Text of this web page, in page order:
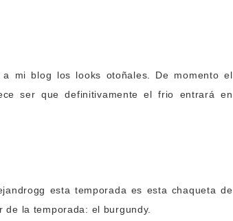
mi blog los looks otoñales. De momento el
ser que definitivamente el frio entrará en
esta temporada es esta chaqueta de
la temporada: el burgundy.